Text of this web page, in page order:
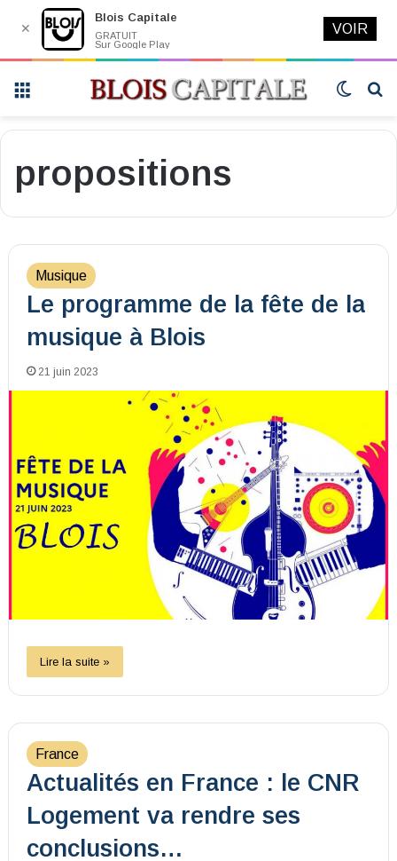
Switch
propositions
Musique
Le programme de la fête de la
musique à Blois
21 juin 2023
Lire la suite »
France
Actualités en France : le CNR
Logement va rendre ses
conclusions…
✕
Blois Capitale
GRATUIT
Sur Google Play
VOIR